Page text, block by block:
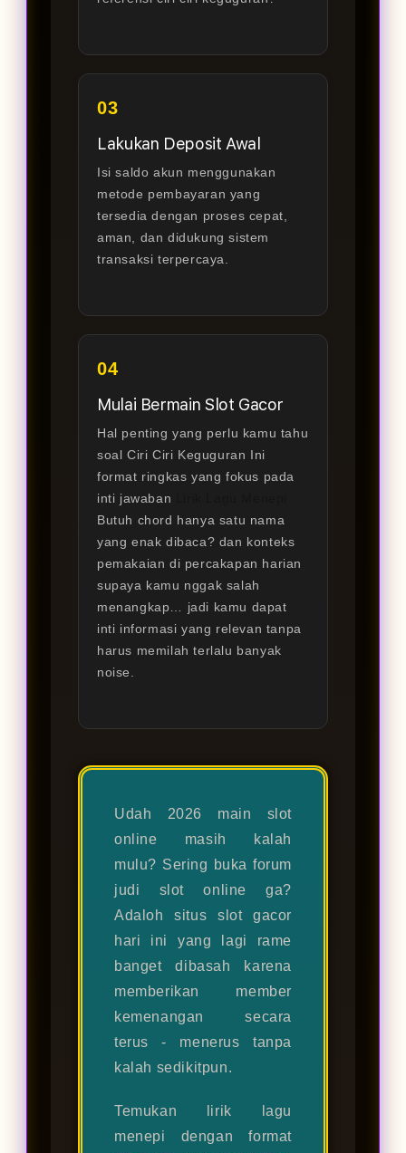
03
Lakukan Deposit Awal
Isi saldo akun menggunakan
metode pembayaran yang
tersedia dengan proses cepat,
aman, dan didukung sistem
transaksi terpercaya.
04
Mulai Bermain Slot Gacor
Hal penting yang perlu kamu tahu
soal Ciri Ciri Keguguran Ini
format ringkas yang fokus pada
inti jawaban
Butuh chord hanya satu nama
yang enak dibaca? dan konteks
pemakaian di percakapan harian
supaya kamu nggak salah
menangkap… jadi kamu dapat
inti informasi yang relevan tanpa
harus memilah terlalu banyak
noise.
Udah 2026 main slot
online masih kalah
mulu? Sering buka forum
judi slot online ga?
Adaloh situs slot gacor
hari ini yang lagi rame
banget dibasah karena
memberikan member
kemenangan secara
terus - menerus tanpa
kalah sedikitpun.
Temukan lirik lagu
menepi dengan format